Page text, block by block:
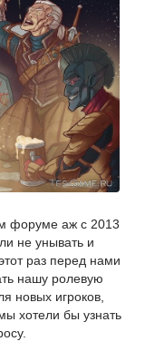
форуме аж с 2013
не унывать и
раз перед нами
нашу ролевую
новых игроков,
хотели бы узнать